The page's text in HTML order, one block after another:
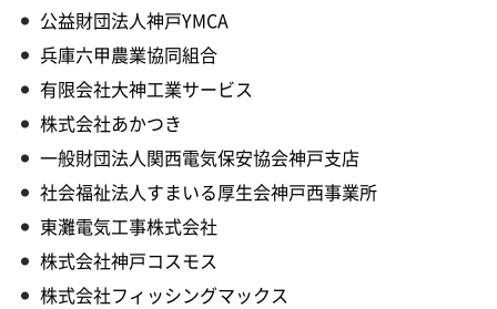
公益財団法人神戸YMCA
兵庫六甲農業協同組合
有限会社大神工業サービス
株式会社あかつき
一般財団法人関西電気保安協会神戸支店
社会福祉法人すまいる厚生会神戸西事業所
東灘電気工事株式会社
株式会社神戸コスモス
株式会社フィッシングマックス